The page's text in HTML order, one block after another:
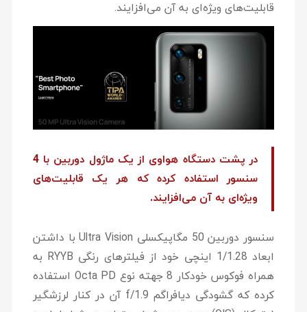
قابلیت‌های ویژه‌ای به آن می‌افزایند.
در پشت دستگاه هواوی از یک ماژول دوربین با 4
سنسور استفاده کرده که هر یک قابلیت‌های
ویژه‌ای به آن می‌افزایند.
سنسور دوربین 50 مگاپیکسلی Ultra Vision با داشتن
ابعاد 1/1.28 اینچی خود از فیلترهای رنگی RYYB به
همراه فوکوس خودکار 8 جهته نوع Octa PD استفاده
کرده که گشودگی دیافراگم f/1.9 آن در کنار لرزشگیر